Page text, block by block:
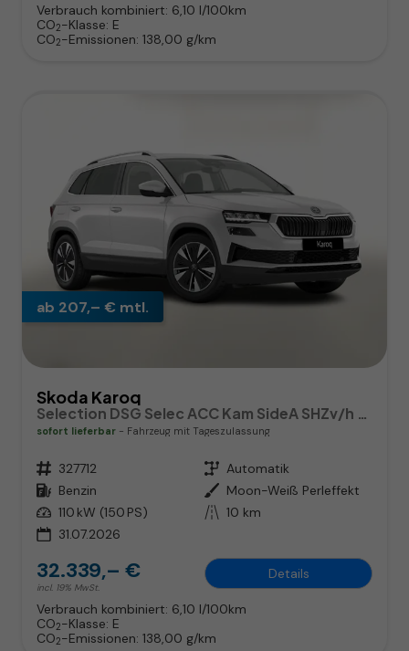
Verbrauch kombiniert: 6,10 l/100km
CO2-Klasse: E
CO2-Emissionen: 138,00 g/km
ab 207,– € mtl.
Skoda Karoq
sofort lieferbar Fahrzeug mit Tageszulassung
Fahrzeugnr. 327712 Getriebe Automatik
Kraftstoff Benzin Außenfarbe Moon-Weiß Perleffekt
Leistung 110 kW (150 PS) Kilometerstand 10 km
31.07.2026
32.339,– €
incl. 19% MwSt.
Details
Verbrauch kombiniert: 6,10 l/100km
CO2-Klasse: E
CO2-Emissionen: 138,00 g/km